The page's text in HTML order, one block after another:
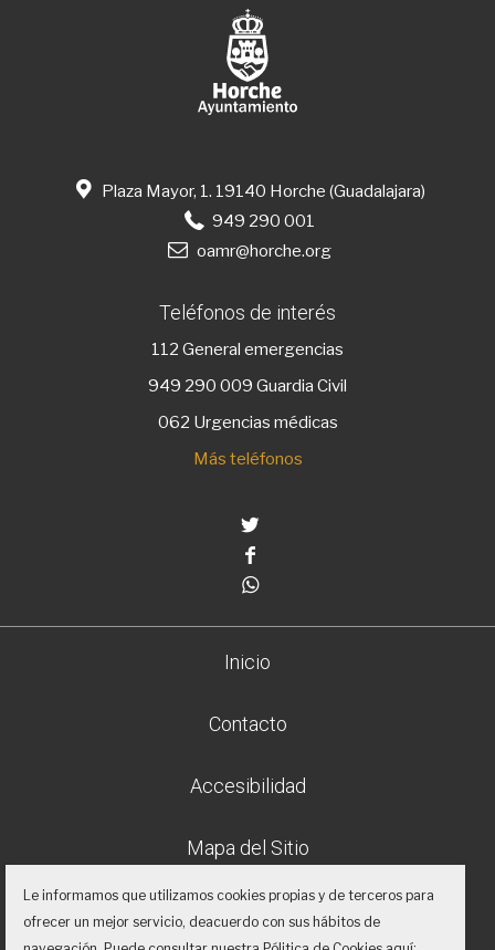
Plaza Mayor, 1. 19140 Horche (Guadalajara)
949 290 001
oamr@horche.org
Teléfonos de interés
112 General emergencias
949 290 009 Guardia Civil
062 Urgencias médicas
Más teléfonos
Inicio
Contacto
Accesibilidad
Mapa del Sitio
Aviso legal
Le informamos que utilizamos cookies propias y de terceros para
ofrecer un mejor servicio, deacuerdo con sus hábitos de